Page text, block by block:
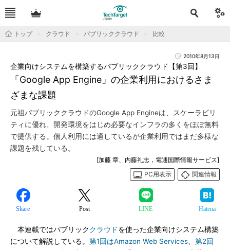
トップ クラウド パブリッククラウド 比較
2010年8月13日
「Google App Engine」の企業利用におけるさま
ざまな課題
企業向けシステムを構築するパブリッククラウド【第3回】
元祖パブリッククラウドのGoogle App Engineは、スケーラビリ
ティに優れ、開発環境をはじめ必要なインフラの多くをほぼ無料
で提供する。個人利用には適しているが企業利用ではまだ多様な
課題を残している。
[加藤 章、内藤礼志，電通国際情報サービス]
PC用表示
関連情報
Share Post LINE Hatena
本連載ではパブリッククラウドを使った企業向けシステム構築
について解説している。 第1回はAmazon Web Services
第2回